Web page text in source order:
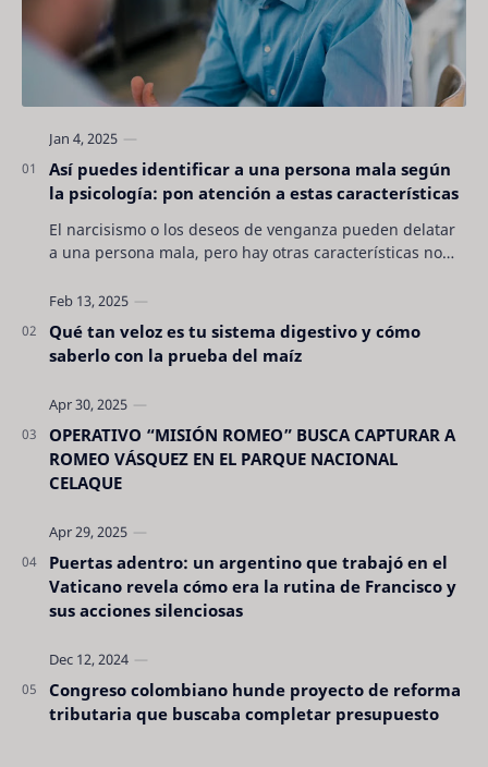
Así puedes identificar a una persona mala según
la psicología: pon atención a estas características
El narcisismo o los deseos de venganza pueden delatar
a una persona mala, pero hay otras características no
Qué tan veloz es tu sistema digestivo y cómo
saberlo con la prueba del maíz
OPERATIVO “MISIÓN ROMEO” BUSCA CAPTURAR A
ROMEO VÁSQUEZ EN EL PARQUE NACIONAL
CELAQUE
Puertas adentro: un argentino que trabajó en el
Vaticano revela cómo era la rutina de Francisco y
sus acciones silenciosas
Congreso colombiano hunde proyecto de reforma
tributaria que buscaba completar presupuesto